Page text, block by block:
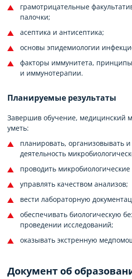
грамотрицательные
палочки;
асептика и антисептика;
основы эпидемиологии
факторы иммунитета,
и иммунотерапии.
Планируемые результаты
Завершив обучение, медицинский
уметь:
планировать, организовывать
деятельность
проводить
управлять качеством анализов;
вести лабораторную
обеспечивать биологическую
проведении исследований;
оказывать экстренную
Документ об